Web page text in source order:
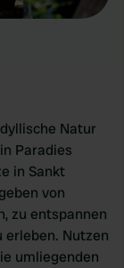
Natur
Paradies
in Sankt
von
zu entspannen
erleben. Nutzen
umliegenden